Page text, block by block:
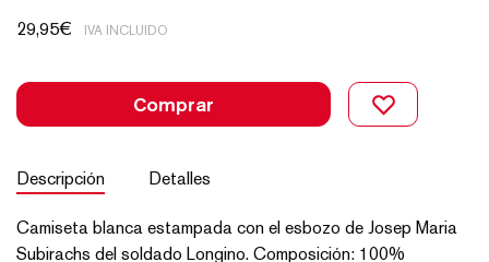
29,95€ IVA INCLUIDO
Comprar
Descripción Detalles
Camiseta blanca estampada con el esbozo de Josep Maria
Subirachs del soldado Longino. Composición: 100%